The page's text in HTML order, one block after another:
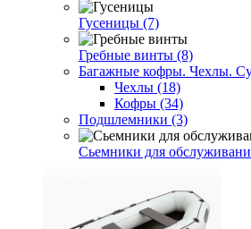
Гусеницы (7)
Гребные винты (8)
Багажные кофры. Чехлы.
Чехлы (18)
Кофры (34)
Подшлемники (3)
Сьемники для